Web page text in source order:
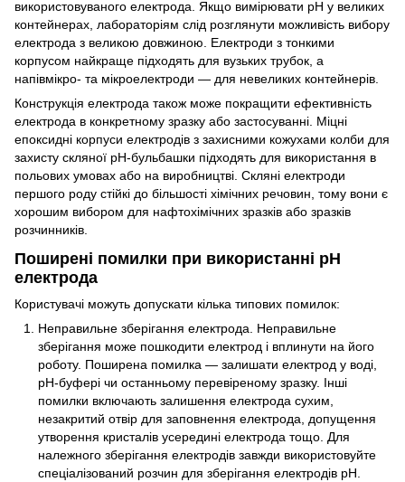
використовуваного електрода. Якщо вимірювати рН у великих
контейнерах, лабораторіям слід розглянути можливість вибору
електрода з великою довжиною. Електроди з тонкими
корпусом найкраще підходять для вузьких трубок, а
напівмікро- та мікроелектроди — для невеликих контейнерів.
Конструкція електрода також може покращити ефективність
електрода в конкретному зразку або застосуванні. Міцні
епоксидні корпуси електродів з захисними кожухами колби для
захисту скляної рН-бульбашки підходять для використання в
польових умовах або на виробництві. Скляні електроди
першого роду стійкі до більшості хімічних речовин, тому вони є
хорошим вибором для нафтохімічних зразків або зразків
розчинників.
Поширені помилки при використанні рН
електрода
Користувачі можуть допускати кілька типових помилок:
Неправильне зберігання електрода. Неправильне
зберігання може пошкодити електрод і вплинути на його
роботу. Поширена помилка — залишати електрод у воді,
рН-буфері чи останньому перевіреному зразку. Інші
помилки включають залишення електрода сухим,
незакритий отвір для заповнення електрода, допущення
утворення кристалів усередині електрода тощо. Для
належного зберігання електродів завжди використовуйте
спеціалізований розчин для зберігання електродів pH.